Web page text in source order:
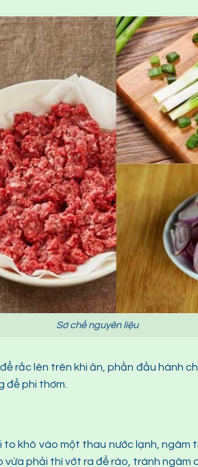
Sơ chế nguyên liệu
rắc lên trên khi ăn, phần đầu hành
để phi thơm.
to khô vào một thau nước lạnh, ngâm
phải thì vớt ra để ráo, tránh ngâm